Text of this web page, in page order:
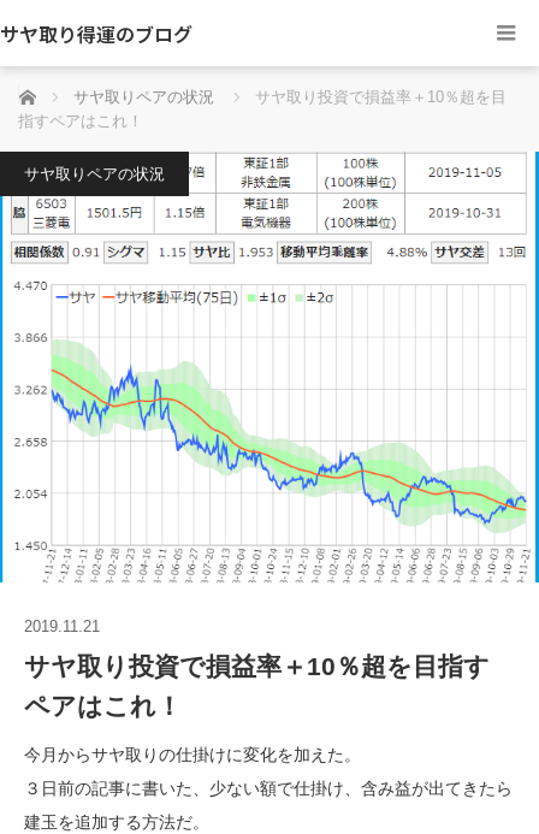
サヤ取り得運のブログ
ホーム サヤ取りペアの状況
サヤ取り投資で損益率＋10％超を目
指すペアはこれ！
サヤ取りペアの状況
2019.11.21
サヤ取り投資で損益率＋10％超を目指す
ペアはこれ！
今月からサヤ取りの仕掛けに変化を加えた。
３日前の記事に書いた、少ない額で仕掛け、含み益が出てきたら
建玉を追加する方法だ。